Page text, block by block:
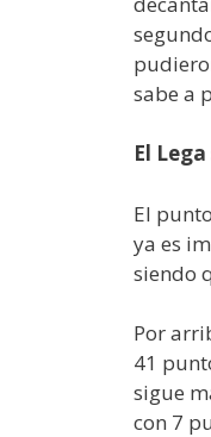
sabe a
El
El
ya es
siendo
Por
41
sigue
con 7